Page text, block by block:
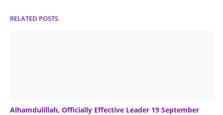
RELATED POSTS
Alhamdulillah, Officially Effective Leader 19 September